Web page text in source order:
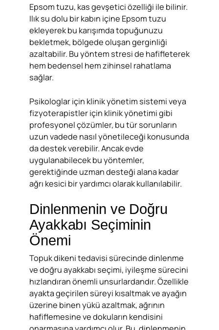
Epsom tuzu, kas gevşetici özelliği ile bilinir.
Ilık su dolu bir kabın içine Epsom tuzu
ekleyerek bu karışımda topuğunuzu
bekletmek, bölgede oluşan gerginliği
azaltabilir. Bu yöntem stresi de hafifleterek
hem bedensel hem zihinsel rahatlama
sağlar.
Psikologlar için klinik yönetim sistemi veya
fizyoterapistler için klinik yönetimi gibi
profesyonel çözümler, bu tür sorunların
uzun vadede nasıl yönetileceği konusunda
da destek verebilir. Ancak evde
uygulanabilecek bu yöntemler,
gerektiğinde uzman desteği alana kadar
ağrı kesici bir yardımcı olarak kullanılabilir.
Dinlenmenin ve Doğru
Ayakkabı Seçiminin
Önemi
Topuk dikeni tedavisi sürecinde dinlenme
ve doğru ayakkabı seçimi, iyileşme sürecini
hızlandıran önemli unsurlardandır. Özellikle
ayakta geçirilen süreyi kısaltmak ve ayağın
üzerine binen yükü azaltmak, ağrının
hafiflemesine ve dokuların kendisini